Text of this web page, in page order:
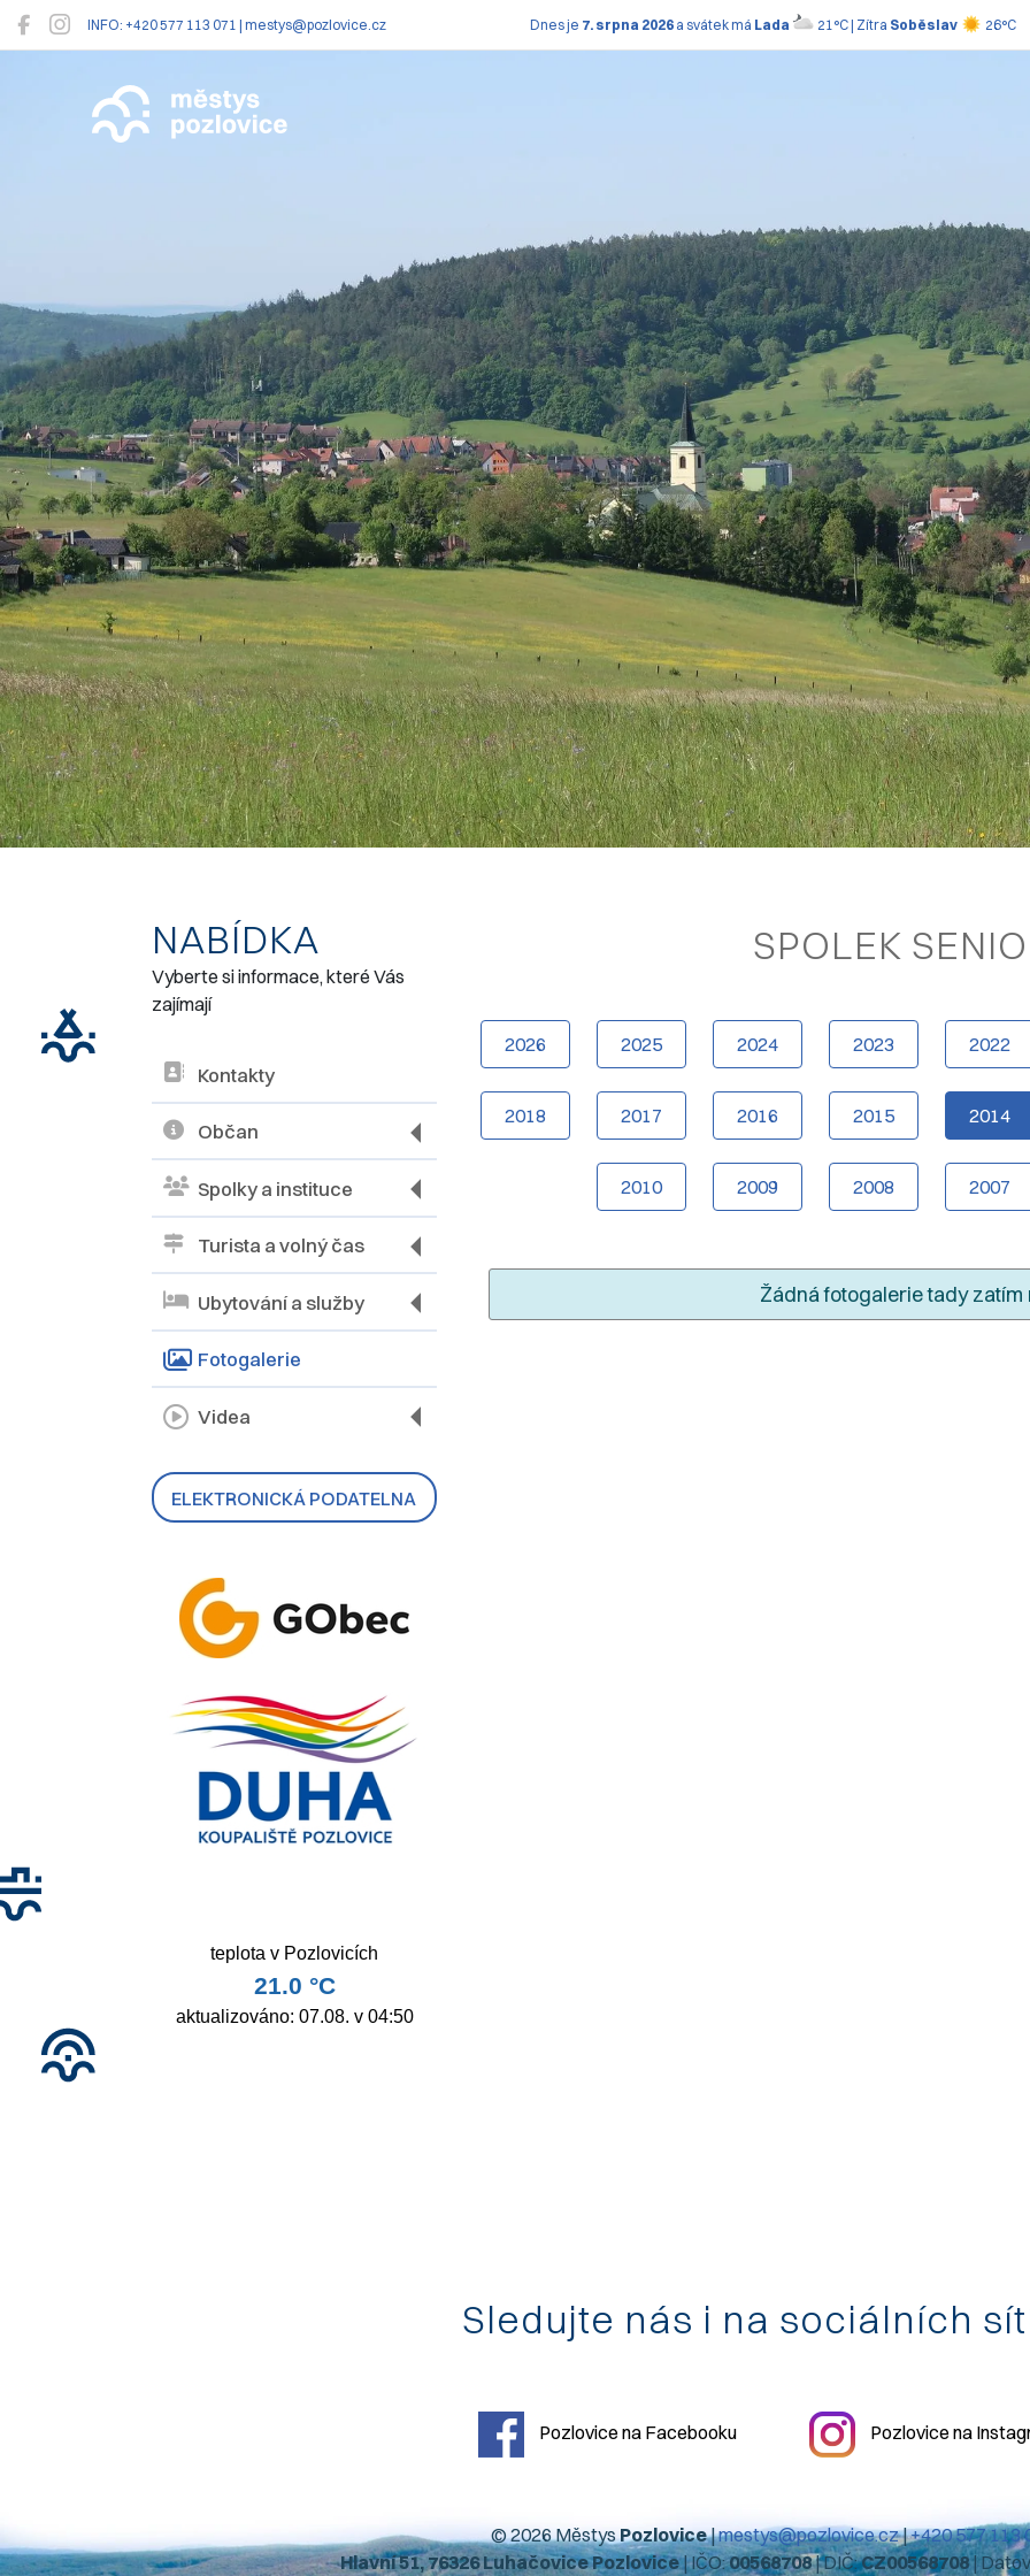
INFO: +420 577 113 071 | mestys@pozlovice.cz Dnes je 7. srpna 2026a svátek má Lada 21°C | Zítra Soběslav 26°C
Pozlovice
NABÍDKA
Vyberte si informace, které Vás
zajímají
Kontakty
Občan
Spolky a instituce
Turista a volný čas
Ubytování a služby
Fotogalerie
Videa
ELEKTRONICKÁ PODATELNA
SPOLEK
2026 2025 2024 2023 2022
2018 2017 2016 2015 2014
2010 2009 2008 2007
Žádná fotogalerie tady zatím
Sledujte nás i na sociálních
Pozlovice na Facebooku Pozlovice na
© 2026 MěstysPozlovice|mestys@pozlovice.cz|+420 577 113
Hlavní 51, 76326 Luhačovice Pozlovice| IČO:00568708| DIČ:CZ00568708|